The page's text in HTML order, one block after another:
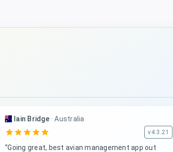
Iain Bridge ·Australia
star star star star star v4.3.21
“Going great, best avian management app out